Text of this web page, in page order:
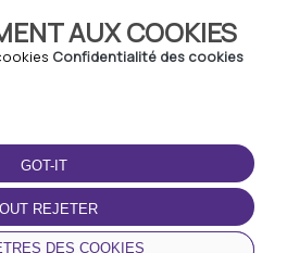
AUX COOKIES
Confidentialité des cookies
GOT-IT
REJETER
DES COOKIES
TÉLÉCHARGEZ
L'APPLICATION